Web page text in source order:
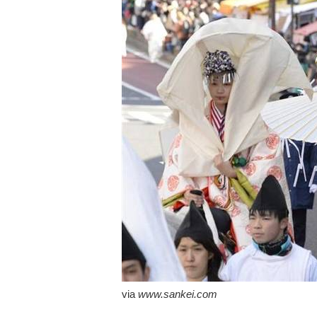
via www.sankei.com